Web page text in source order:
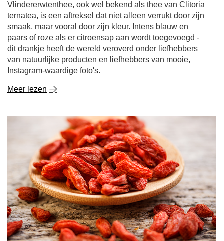
Meer lezen
Gojibessen - wat voor soort plant is het? Wat zijn hun
eigenschappen en hoe eet je ze?
Sinds een aantal jaar maken gojibessen furore in de
wereld van natuurlijke superfoods en gezonde voeding.
Deze kleine, rode vruchten zitten vol met een